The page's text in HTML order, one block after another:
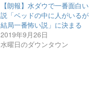
【朗報】水ダウで一番面白い
説「ベッドの中に人がいるが
結局一番怖い説」に決まる
2019年9月26日
水曜日のダウンタウン